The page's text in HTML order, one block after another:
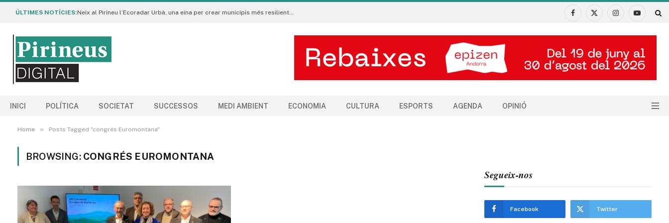
ÚLTIMES NOTÍCIES: Neix al Pirineu l’Ecoradar Urbà, una eina per crear municipis més resilients al canvi climàtic
Facebook
X
InstagramYouTube
INICI POLÍTICA SOCIETAT SUCCESSOS MEDI AMBIENT ECONOMIA CULTURA ESPORTS AGENDA OPINIÓ
Home » Posts Tagged "congrés Euromontana"
BROWSING: CONGRÉS EUROMONTANA
Segueix-nos
Facebook Twitter